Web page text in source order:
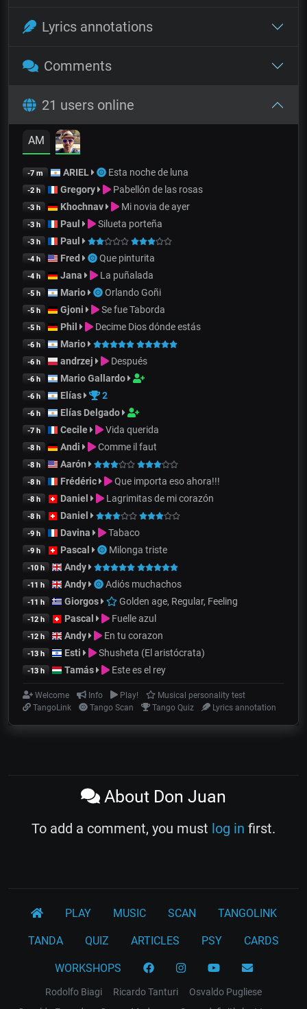
Lyrics annotations
Comments
21 users online
AM
-7 m ARIEL Esta noche de luna
-2 h Gregory Pabellón de las rosas
-3 h Khochnav Mi novia de ayer
-3 h Paul Silueta porteña
-3 h Paul
-4 h Fred Que pinturita
-4 h Jana La puñalada
-5 h Mario Orlando Goñi
-5 h Gjoni Se fue Taborda
-5 h Phil Decime Dios dónde estás
-6 h Mario
-6 h andrzej Después
-6 h Mario Gallardo
-6 h Elías 2
-6 h Elías Delgado
-7 h Cecile Vida querida
-8 h Andi Comme il faut
-8 h Aarón
-8 h Frédéric Que importa eso ahora!!!
-8 h Daniel Lagrimitas de mi corazón
-8 h Daniel
-9 h Davina Tabaco
-9 h Pascal Milonga triste
-10 h Andy
-11 h Andy Adiós muchachos
-11 h Giorgos Golden age, Regular, Feeling
-12 h Pascal Fuelle azul
-12 h Andy En tu corazon
-13 h Esti Shusheta (El aristócrata)
-13 h Tamás Este es el rey
Welcome Info Play!
Musical personality test
TangoLink
Tango Scan Tango Quiz Lyrics annotation
About Don Juan
To add a comment, you must log in first.
PLAY MUSIC SCAN TANGOLINK
TANDA QUIZ ARTICLES PSY CARDS
WORKSHOPS
Rodolfo Biagi Ricardo Tanturi
Osvaldo Pugliese